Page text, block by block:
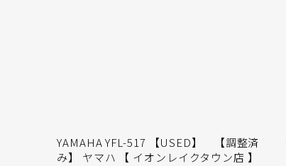
YAMAHA YFL-517 【USED】 【調整済
み】 ヤマハ 【 イオンレイクタウン店 】